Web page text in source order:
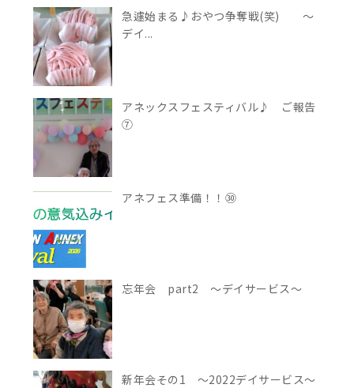
急遽始まる♪おやつ争奪戦(笑) ～
デイ...
アネックスフェスティバル♪ ご報告
⑦
アネフェス準備！！㉚
忘年会 part2 ～デイサービス～
新年会その1 ～2022デイサービス～